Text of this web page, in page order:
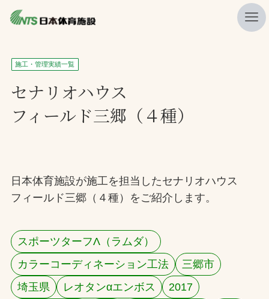
私たちの強み
ニュース
施工・管理実績一覧
会社概要
採用情報
お問合せ
施工・管理実績一覧
セナリオハウス
フィールド三郷（４種）
日本体育施設が施工を担当したセナリオハウス
フィールド三郷（４種）をご紹介します。
スポーツターフΛ（ラムダ）
カラーコーディネーション工法
三郷市
埼玉県
レオタンαエンボス
2017